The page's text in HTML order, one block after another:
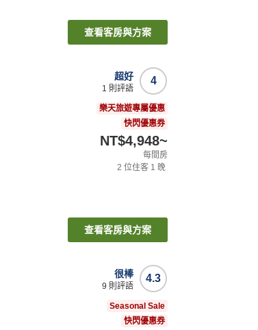
查看客房與方案
4
超好
1 則評語
樂天旅遊專屬優惠
快閃優惠券
NT$4,948~
每間房
2 位住客 1 晚
查看客房與方案
4.3
很棒
9 則評語
Seasonal Sale
快閃優惠券